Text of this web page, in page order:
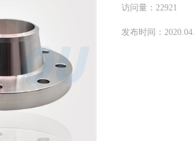
访问量：22921
发布时间：